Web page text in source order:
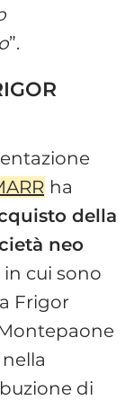
”.
ha
della
neo
in cui sono
Frigor
di